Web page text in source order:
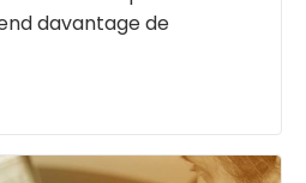
davantage de